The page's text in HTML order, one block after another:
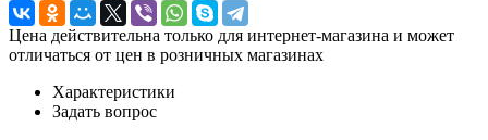
Цена действительна только для интернет-магазина и может
отличаться от цен в розничных магазинах
Характеристики
Задать вопрос